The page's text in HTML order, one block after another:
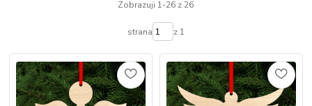
Zobrazuji 1-26 z 26
strana z 1